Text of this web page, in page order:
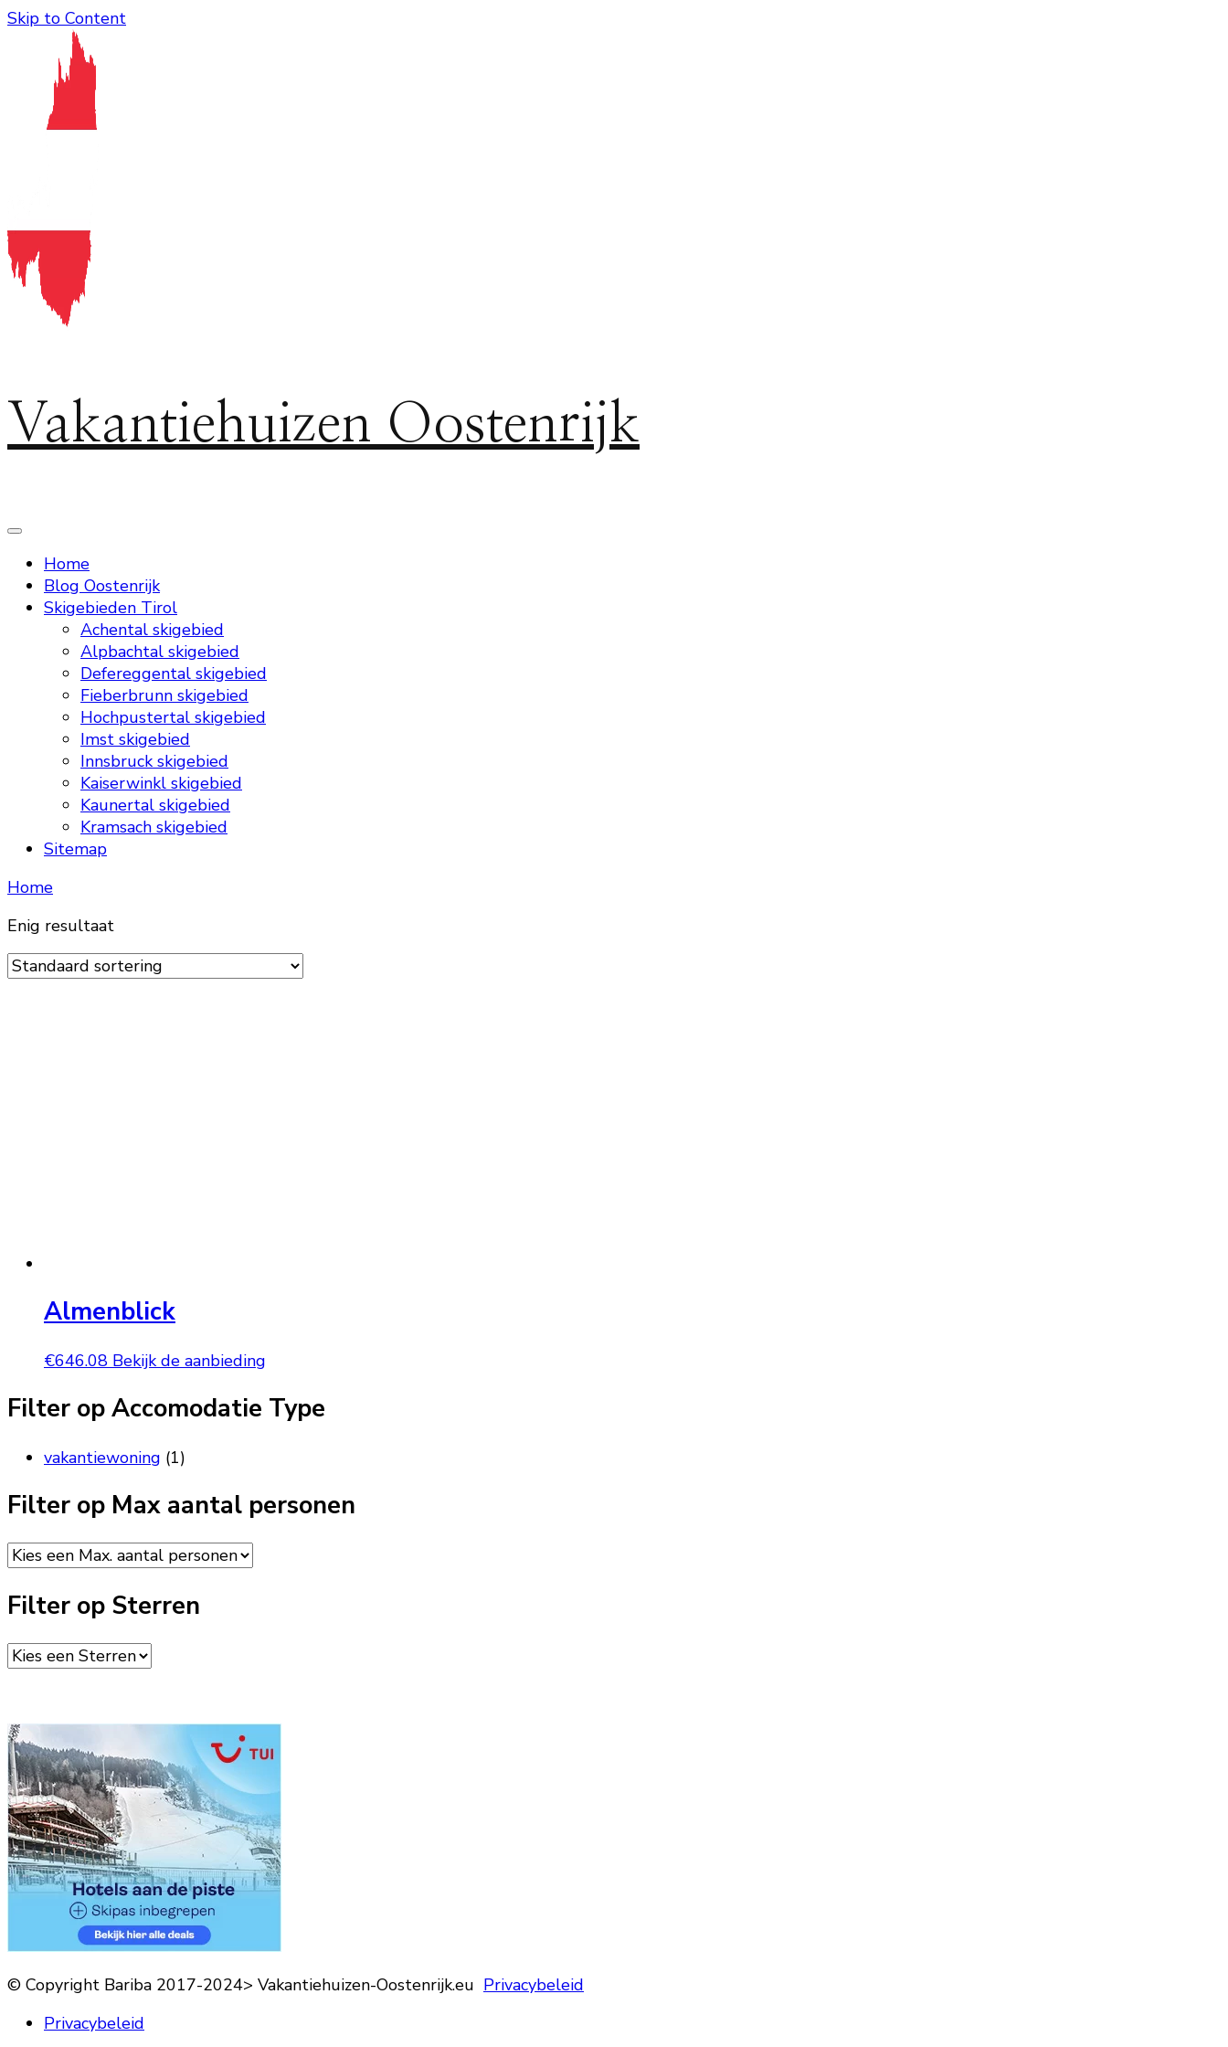
Skip to Content
Vakantiehuizen Oostenrijk
Home
Blog Oostenrijk
Skigebieden Tirol
Achental skigebied
Alpbachtal skigebied
Defereggental skigebied
Fieberbrunn skigebied
Hochpustertal skigebied
Imst skigebied
Innsbruck skigebied
Kaiserwinkl skigebied
Kaunertal skigebied
Kramsach skigebied
Sitemap
Home
Enig resultaat
Almenblick
€646.08 Bekijk de aanbieding
Filter op Accomodatie Type
vakantiewoning (1)
Filter op Max aantal personen
Filter op Sterren
© Copyright Bariba 2017-2024> Vakantiehuizen-Oostenrijk.eu Privacybeleid
Privacybeleid